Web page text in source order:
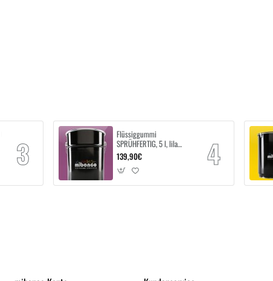
Flüssiggummi
SPRÜHFERTIG, 5 l, lila
glänzend
139,90€